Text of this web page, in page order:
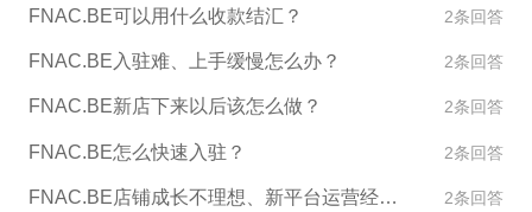
服务等方面的抽检和巡查。 以上是FNAC.BE平台的一
些规则，如果您有计划入驻该平台，建议您仔细阅读
平台的相关规定，并确保您的销售行为符合平台要
FNAC.BE可以用什么收款结汇？ 2条回答
FNAC.BE入驻难、上手缓慢怎么办？ 2条回答
FNAC.BE新店下来以后该怎么做？ 2条回答
FNAC.BE怎么快速入驻？ 2条回答
FNAC.BE店铺成长不理想、新平台运营经验不足怎么办？ 2条回答